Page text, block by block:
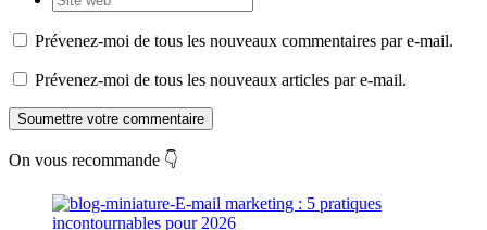
Prévenez-moi de tous les nouveaux commentaires par e-mail.
Prévenez-moi de tous les nouveaux articles par e-mail.
Soumettre votre commentaire
On vous recommande 👇